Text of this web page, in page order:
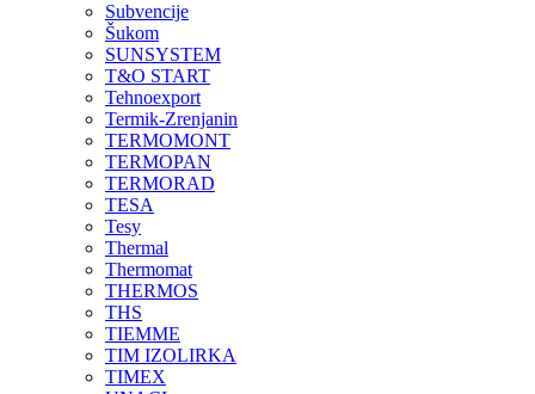
Subvencije
Šukom
SUNSYSTEM
T&O START
Tehnoexport
Termik-Zrenjanin
TERMOMONT
TERMOPAN
TERMORAD
TESA
Tesy
Thermal
Thermomat
THERMOS
THS
TIEMME
TIM IZOLIRKA
TIMEX